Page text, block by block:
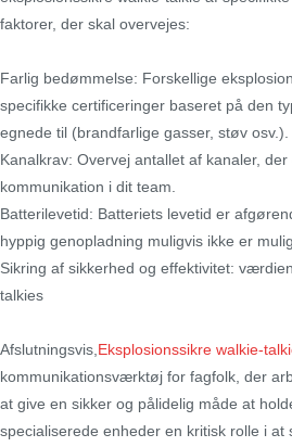
faktorer, der skal overvejes:
Farlig bedømmelse: Forskellige
specifikke certificeringer baseret på den
egnede til (brandfarlige gasser, støv osv.).
Kanalkrav: Overvej antallet af kanaler,
kommunikation i dit team.
Batterilevetid: Batteriets levetid er
hyppig genopladning muligvis ikke er mulig.
Sikring af sikkerhed og effektivitet:
talkies
Afslutningsvis, Eksplosionssikre walkie-
kommunikationsværktøj for fagfolk, der
at give en sikker og pålidelig måde at
specialiserede enheder en kritisk rolle i at